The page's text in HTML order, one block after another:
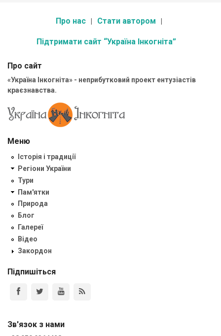
Про нас Стати автором
Підтримати сайт “Україна Інкогніта”
Про сайт
«Україна Інкогніта» - неприбутковий проект ентузіастів
краєзнавства.
Меню
Історія і традиції
Регіони України
Тури
Пам'ятки
Природа
Блог
Галереї
Відео
Закордон
Підпишіться
Зв'язок з нами